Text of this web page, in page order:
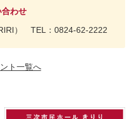
合わせ
） TEL：0824-62-2222
ト一覧へ